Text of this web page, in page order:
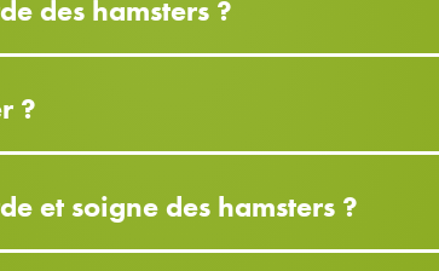
des hamsters ?
?
et soigne des hamsters ?